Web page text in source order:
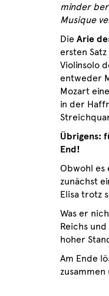
minder
Musique
Die Arie
ersten
Violinsolo
entweder
Mozart
in der
Übrigens:
End!
Obwohl es
zunächst
Elisa trotz
Was er
Reichs
hoher
Am Ende
zusammen